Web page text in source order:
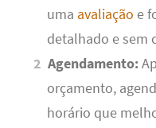
uma avaliação e
detalhado e sem
Agendamento:
orçamento,
horário que